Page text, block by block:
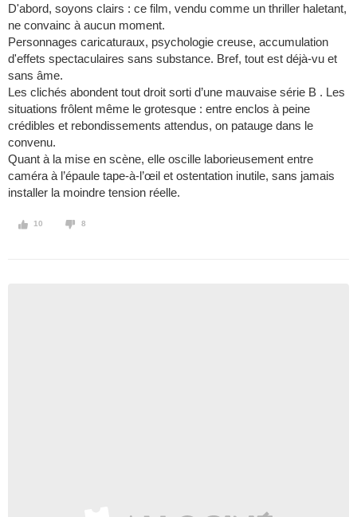
D'abord, soyons clairs : ce film, vendu comme un thriller haletant,
ne convainc à aucun moment.
Personnages caricaturaux, psychologie creuse, accumulation
d'effets spectaculaires sans substance. Bref, tout est déjà-vu et
sans âme.
Les clichés abondent tout droit sorti d’une mauvaise série B . Les
situations frôlent même le grotesque : entre enclos à peine
crédibles et rebondissements attendus, on patauge dans le
convenu.
Quant à la mise en scène, elle oscille laborieusement entre
caméra à l’épaule tape-à-l’œil et ostentation inutile, sans jamais
installer la moindre tension réelle.
10 8